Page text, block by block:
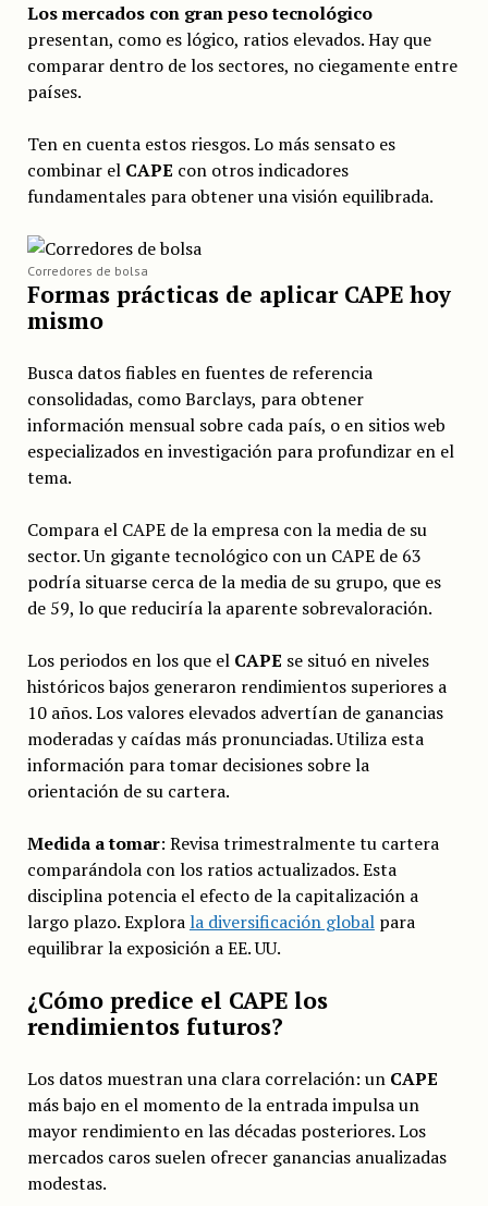
Los mercados con gran peso tecnológico
presentan, como es lógico, ratios elevados. Hay que
comparar dentro de los sectores, no ciegamente entre
países.
Ten en cuenta estos riesgos. Lo más sensato es
combinar el CAPE con otros indicadores
fundamentales para obtener una visión equilibrada.
Corredores de bolsa
Formas prácticas de aplicar CAPE hoy
mismo
Busca datos fiables en fuentes de referencia
consolidadas, como Barclays, para obtener
información mensual sobre cada país, o en sitios web
especializados en investigación para profundizar en el
tema.
Compara el CAPE de la empresa con la media de su
sector. Un gigante tecnológico con un CAPE de 63
podría situarse cerca de la media de su grupo, que es
de 59, lo que reduciría la aparente sobrevaloración.
Los periodos en los que el CAPE se situó en niveles
históricos bajos generaron rendimientos superiores a
10 años. Los valores elevados advertían de ganancias
moderadas y caídas más pronunciadas. Utiliza esta
información para tomar decisiones sobre la
orientación de su cartera.
Medida a tomar: Revisa trimestralmente tu cartera
comparándola con los ratios actualizados. Esta
disciplina potencia el efecto de la capitalización a
largo plazo. Explora la diversificación globalpara
equilibrar la exposición a EE. UU.
¿Cómo predice el CAPE los
rendimientos futuros?
Los datos muestran una clara correlación: un CAPE
más bajo en el momento de la entrada impulsa un
mayor rendimiento en las décadas posteriores. Los
mercados caros suelen ofrecer ganancias anualizadas
modestas.